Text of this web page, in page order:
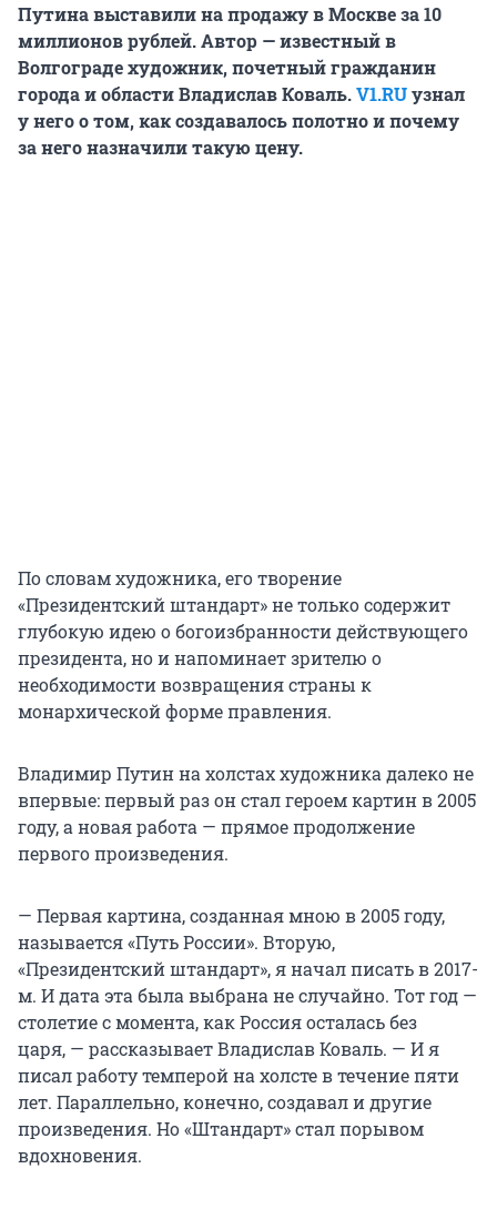
Путина выставили на продажу в Москве за 10
миллионов рублей. Автор — известный в
Волгограде художник, почетный гражданин
города и области Владислав Коваль.V1.RUузнал
у него о том, как создавалось полотно и почему
за него назначили такую цену.
По словам художника, его творение
«Президентский штандарт» не только содержит
глубокую идею о богоизбранности действующего
президента, но и напоминает зрителю о
необходимости возвращения страны к
монархической форме правления.
Владимир Путин на холстах художника далеко не
впервые: первый раз он стал героем картин в 2005
году, а новая работа — прямое продолжение
первого произведения.
— Первая картина, созданная мною в 2005 году,
называется «Путь России». Вторую,
«Президентский штандарт», я начал писать в 2017-
м. И дата эта была выбрана не случайно. Тот год —
столетие с момента, как Россия осталась без
царя, — рассказывает Владислав Коваль. — И я
писал работу темперой на холсте в течение пяти
лет. Параллельно, конечно, создавал и другие
произведения. Но «Штандарт» стал порывом
вдохновения.